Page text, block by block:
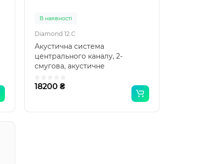
В наявності
Diamond 12.C
Акустична система
центрального каналу, 2-
смугова, акустичне
серія: Diam..
18200 ₴